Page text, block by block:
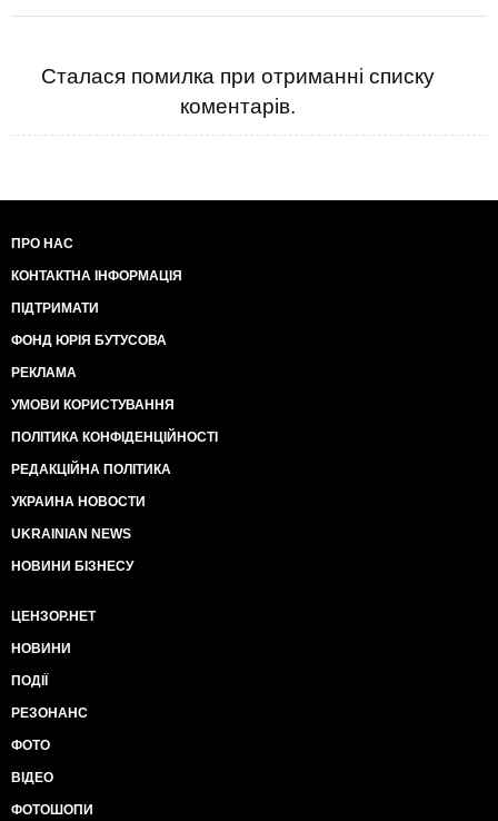
Сталася помилка при отриманні списку
коментарів.
ПРО НАС
КОНТАКТНА ІНФОРМАЦІЯ
ПІДТРИМАТИ
ФОНД ЮРІЯ БУТУСОВА
РЕКЛАМА
УМОВИ КОРИСТУВАННЯ
ПОЛІТИКА КОНФІДЕНЦІЙНОСТІ
РЕДАКЦІЙНА ПОЛІТИКА
УКРАИНА НОВОСТИ
UKRAINIAN NEWS
НОВИНИ БІЗНЕСУ
ЦЕНЗОР.НЕТ
НОВИНИ
ПОДІЇ
РЕЗОНАНС
ФОТО
ВІДЕО
ФОТОШОПИ